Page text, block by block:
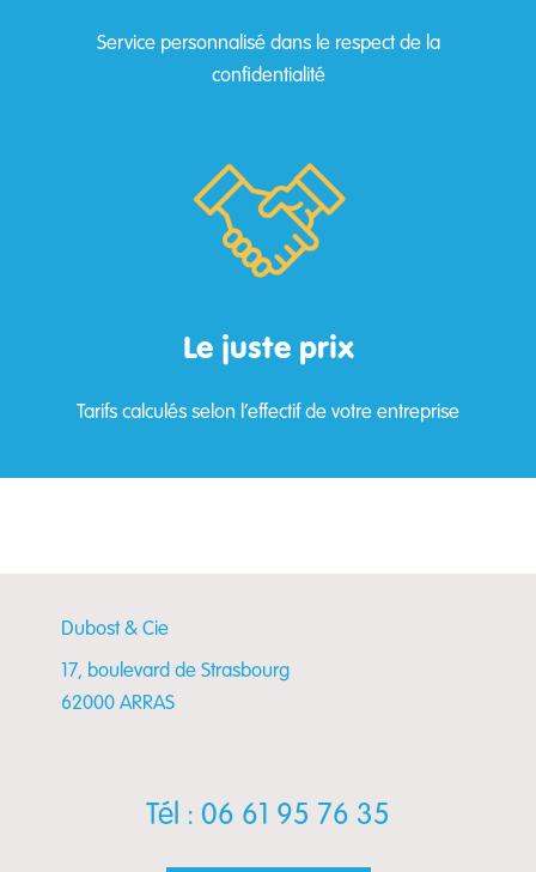
Service personnalisé dans le respect de la
confidentialité
Le juste prix
Tarifs calculés selon l’effectif de votre entreprise
Dubost & Cie
17, boulevard de Strasbourg
62000 ARRAS
Tél : 06 61 95 76 35